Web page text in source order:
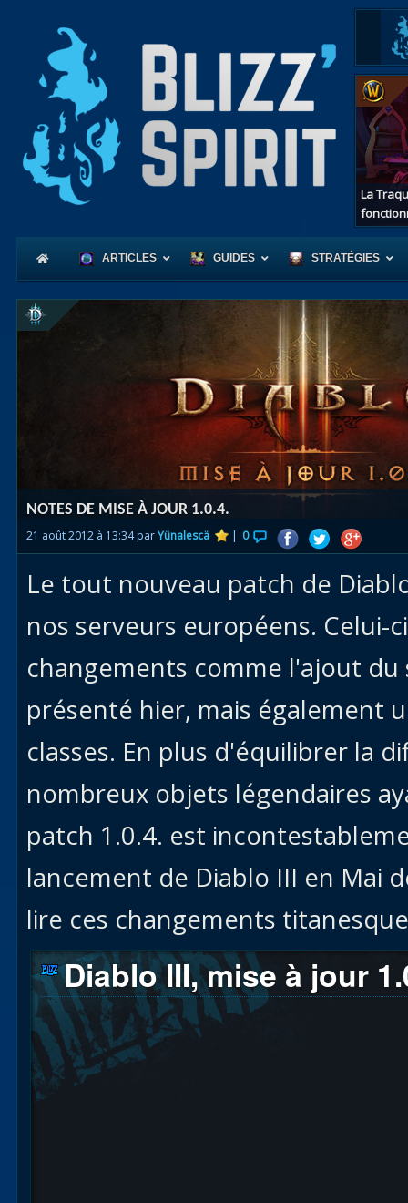
La
ARTICLES GUIDES
Coeur
Races
alliées
des îles
le vol
Uldum
Val
STRATÉGIES
NOTES DE MISE À JOUR 1.0.4.
21 août 2012 à 13:34 parYünalescä | 0
Le tout nouveau patch de
nos serveurs européens.
changements comme l'ajout du
présenté hier, mais également
classes. En plus d'équilibrer la
nombreux objets légendaires
patch 1.0.4. est
lancement de Diablo III en Mai
lire ces changements
Diablo III, mise à jour